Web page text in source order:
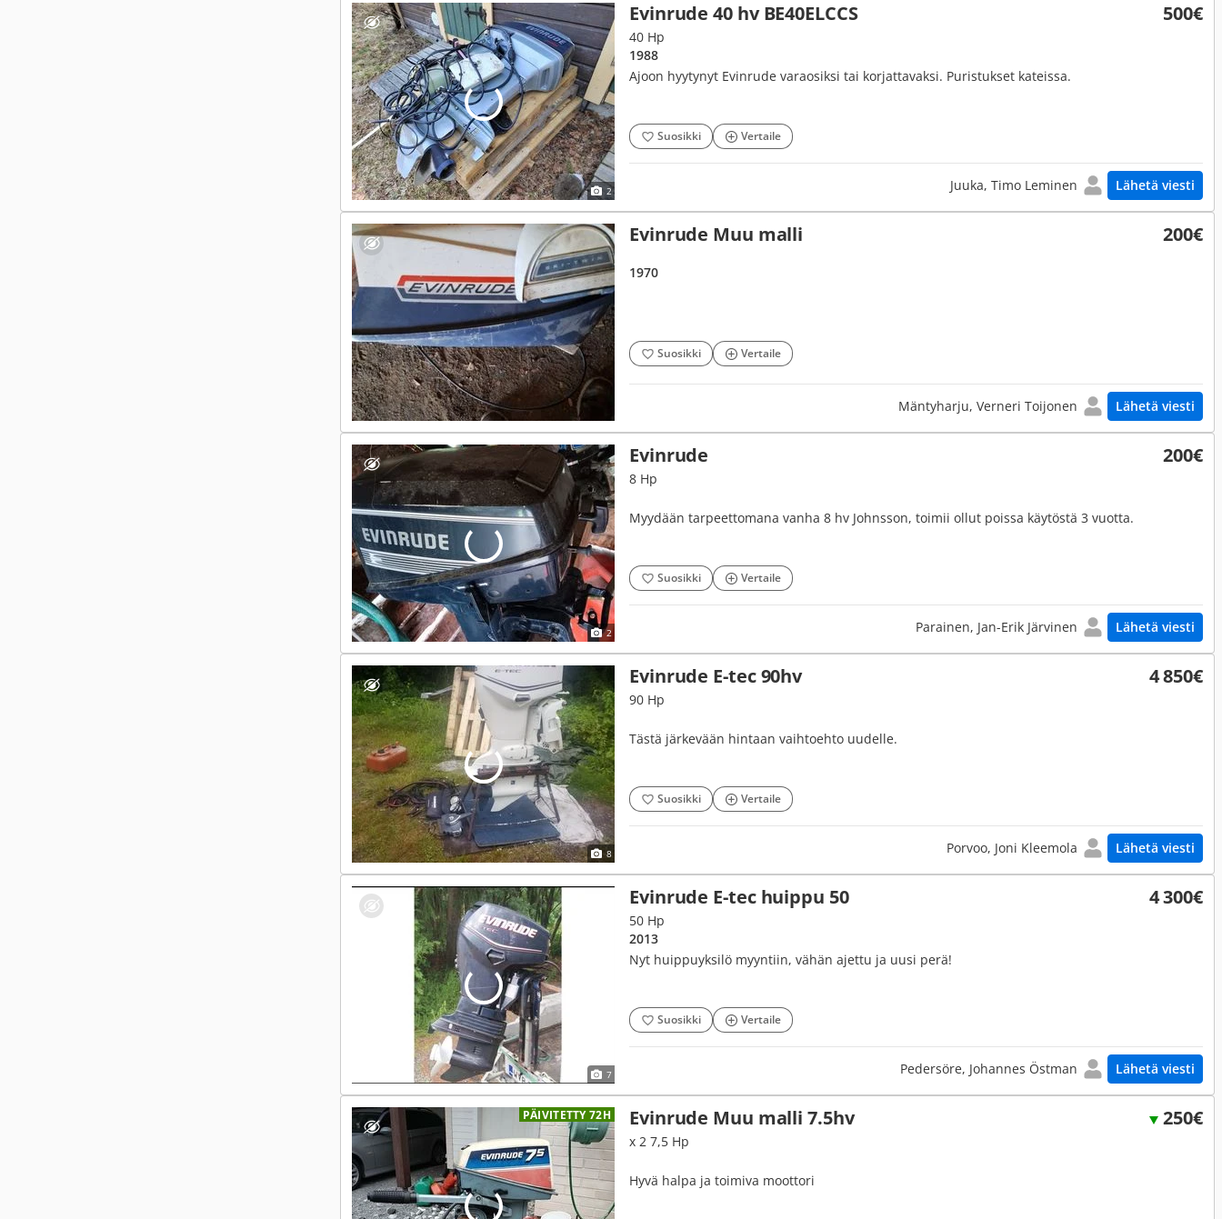
2
Evinrude 40 hv BE40ELCCS 500€
40 Hp
1988
Ajoon hyytynyt Evinrude varaosiksi tai korjattavaksi. Puristukset kateissa.
Suosikki Vertaile
Juuka, Timo Leminen Lähetä viesti
Evinrude Muu malli 200€
1970
Suosikki Vertaile
Mäntyharju, Verneri Toijonen Lähetä viesti
2
Evinrude 200€
8 Hp
Myydään tarpeettomana vanha 8 hv Johnsson, toimii ollut poissa käytöstä 3 vuotta.
Suosikki Vertaile
Parainen, Jan-Erik Järvinen Lähetä viesti
8
Evinrude E-tec 90hv 4 850€
90 Hp
Tästä järkevään hintaan vaihtoehto uudelle.
Suosikki Vertaile
Porvoo, Joni Kleemola Lähetä viesti
7
Evinrude E-tec huippu 50 4 300€
50 Hp
2013
Nyt huippuyksilö myyntiin, vähän ajettu ja uusi perä!
Suosikki Vertaile
Pedersöre, Johannes Östman Lähetä viesti
PÄIVITETTY 72H Evinrude Muu malli 7.5hv 250€
x 2 7,5 Hp
Hyvä halpa ja toimiva moottori